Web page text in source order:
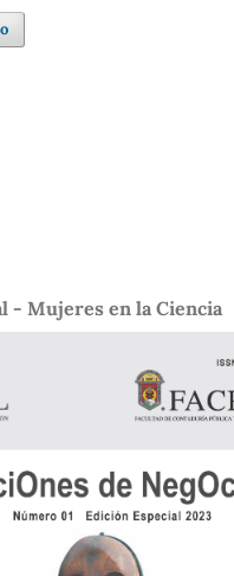
- Mujeres en la Ciencia